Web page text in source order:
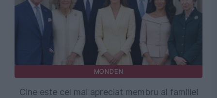
MONDEN
Cine este cel mai apreciat membru al familiei